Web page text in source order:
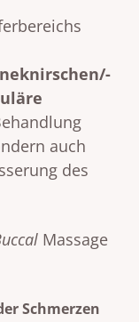
auch
des
Massage
Schmerzen